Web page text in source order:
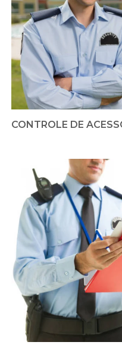
CONTROLE DE